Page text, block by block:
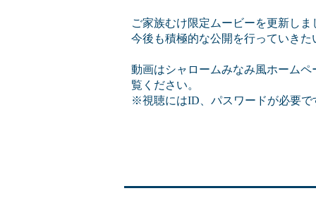
ご家族むけ限定ムービーを更新しま
今後も積極的な公開を行っていきた
動画はシャロームみなみ風ホーム
覧ください。
※視聴にはID、パスワードが必要で